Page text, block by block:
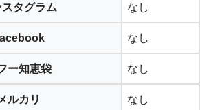
スタグラム なし
なし
ー知恵袋 なし
ルカリ なし